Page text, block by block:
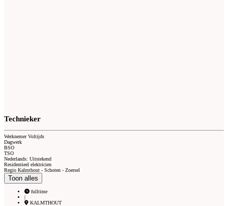
Technieker
Werknemer Voltijds
Dagwerk
BSO
TSO
Nederlands: Uitstekend
Residentieel elektricien
Regio Kalmthout - Schoten - Zoersel
Toon alles
fulltime
|
KALMTHOUT